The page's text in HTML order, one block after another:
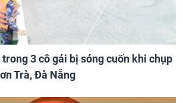
3 cô gái bị sóng cuốn khi chụp
Trà, Đà Nẵng